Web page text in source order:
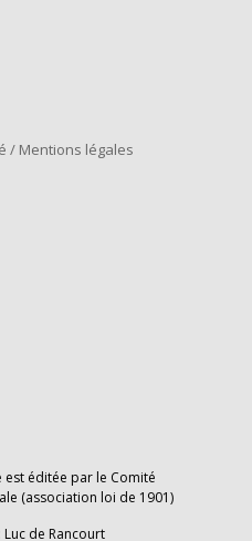
/ Mentions légales
est éditée par le Comité
(association loi de 1901)
de Rancourt